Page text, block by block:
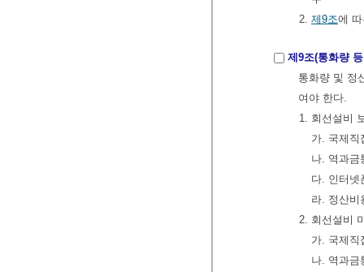
2. 제9조에
제9조(통화량
통화량 및 정
여야 한다.
1. 회선설비
가. 국제직
나. 역과
다. 인터넷
라. 정산
2. 회선설비
가. 국제직
나. 역과